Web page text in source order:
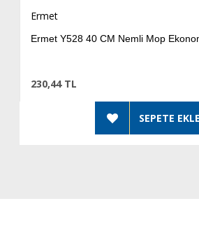
Ermet
Ermet Y528 40 CM Nemli Mop Ekonomik
230,44 TL
SEPETE EKLE